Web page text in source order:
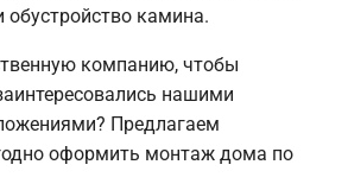
обустройство камина.
компанию, чтобы
нашими
Предлагаем
оформить монтаж дома по